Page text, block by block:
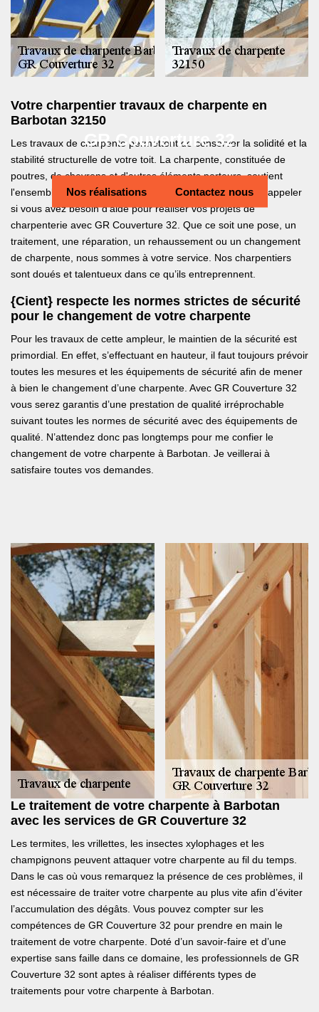
GR Couverture 32
Nos réalisations Contactez nous
Votre charpentier travaux de charpente en
Barbotan 32150
Les travaux de charpente permettent de conserver la solidité et la
stabilité structurelle de votre toit. La charpente, constituée de
poutres, de chevrons et d'autres éléments porteurs, soutient
l'ensemble du système de toiture. N’hésitez pas de nous appeler
si vous avez besoin d’aide pour réaliser vos projets de
charpenterie avec GR Couverture 32. Que ce soit une pose, un
traitement, une réparation, un rehaussement ou un changement
de charpente, nous sommes à votre service. Nos charpentiers
sont doués et talentueux dans ce qu’ils entreprennent.
{Cient} respecte les normes strictes de sécurité
pour le changement de votre charpente
Pour les travaux de cette ampleur, le maintien de la sécurité est
primordial. En effet, s’effectuant en hauteur, il faut toujours prévoir
toutes les mesures et les équipements de sécurité afin de mener
à bien le changement d’une charpente. Avec GR Couverture 32
vous serez garantis d’une prestation de qualité irréprochable
suivant toutes les normes de sécurité avec des équipements de
qualité. N’attendez donc pas longtemps pour me confier le
changement de votre charpente à Barbotan. Je veillerai à
satisfaire toutes vos demandes.
Le traitement de votre charpente à Barbotan
avec les services de GR Couverture 32
Les termites, les vrillettes, les insectes xylophages et les
champignons peuvent attaquer votre charpente au fil du temps.
Dans le cas où vous remarquez la présence de ces problèmes, il
est nécessaire de traiter votre charpente au plus vite afin d’éviter
l’accumulation des dégâts. Vous pouvez compter sur les
compétences de GR Couverture 32 pour prendre en main le
traitement de votre charpente. Doté d’un savoir-faire et d’une
expertise sans faille dans ce domaine, les professionnels de GR
Couverture 32 sont aptes à réaliser différents types de
traitements pour votre charpente à Barbotan.